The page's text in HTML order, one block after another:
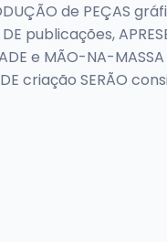
de PEÇAS
e MÃO-NA-
criação SERÃO